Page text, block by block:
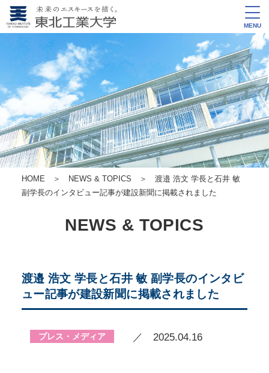
MENU
HOME ＞ NEWS & TOPICS ＞ 渡邉 浩文 学長と石井 敏
副学長のインタビュー記事が建設新聞に掲載されました
NEWS & TOPICS
渡邉 浩文 学長と石井 敏 副学長のインタビ
ュー記事が建設新聞に掲載されました
プレス・メディア ／ 2025.04.16